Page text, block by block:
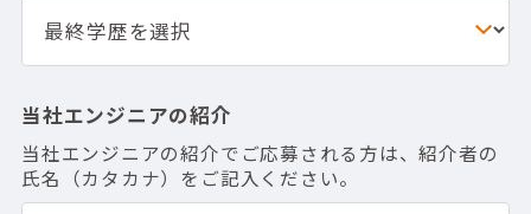
当社エンジニアの紹介
当社エンジニアの紹介でご応募される方は、紹介者の
氏名（カタカナ）をご記入ください。